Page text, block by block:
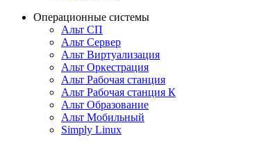
Операционные системы
Альт СП
Альт Сервер
Альт Виртуализация
Альт Оркестрация
Альт Рабочая станция
Альт Рабочая станция К
Альт Образование
Альт Мобильный
Simply Linux